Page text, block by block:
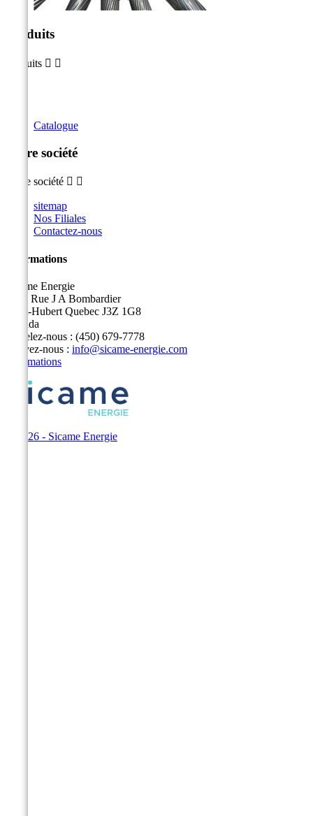
Produits
Produits  
Catalogue
Notre société
Notre société  
sitemap
Nos Filiales
Contactez-nous
Informations
Sicame Energie
5400 Rue J A Bombardier
Saint-Hubert Quebec J3Z 1G8
Canada
Appelez-nous : (450) 679-7778
Écrivez-nous : info@sicame-energie.com
Informations
© 2026 - Sicame Energie